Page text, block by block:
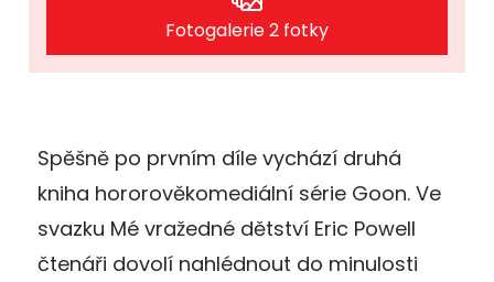
Fotogalerie 2 fotky
Spěšně po prvním díle vychází druhá
kniha hororověkomediální série Goon. Ve
svazku Mé vražedné dětství Eric Powell
čtenáři dovolí nahlédnout do minulosti